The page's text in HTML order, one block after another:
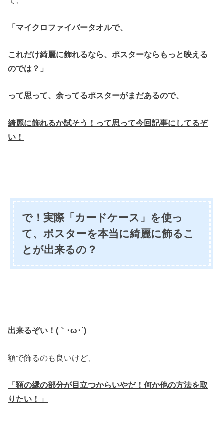
「マイクロファイバータオルで、
これだけ綺麗に飾れるなら、ポスターならもっと映える
のでは？」
って思って、余ってるポスターがまだあるので、
綺麗に飾れるか試そう！って思って今回記事にしてるぞ
い！
で！実際「カードケース」を使っ
て、ポスターを本当に綺麗に飾るこ
とが出来るの？
出来るぞい！(｀･ω･´)ゞ
額で飾るのも良いけど、
「額の縁の部分が目立つからいやだ！何か他の方法を取
りたい！」